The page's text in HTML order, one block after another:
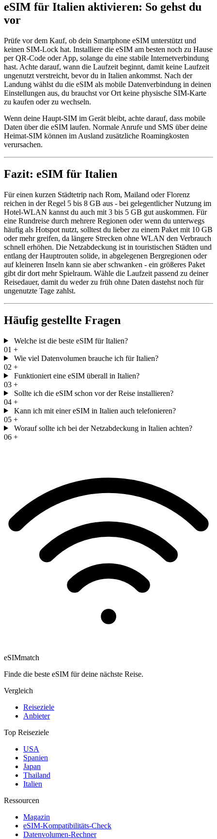
eSIM für Italien aktivieren: So gehst du
vor
Prüfe vor dem Kauf, ob dein Smartphone eSIM unterstützt und
keinen SIM-Lock hat. Installiere die eSIM am besten noch zu Hause
per QR-Code oder App, solange du eine stabile Internetverbindung
hast. Achte darauf, wann die Laufzeit beginnt, damit keine Laufzeit
ungenutzt verstreicht, bevor du in Italien ankommst. Nach der
Landung wählst du die eSIM als mobile Datenverbindung in deinen
Einstellungen aus, du brauchst vor Ort keine physische SIM-Karte
zu kaufen oder zu wechseln.
Wenn deine Haupt-SIM im Gerät bleibt, achte darauf, dass mobile
Daten über die eSIM laufen. Normale Anrufe und SMS über deine
Heimat-SIM können im Ausland zusätzliche Roamingkosten
verursachen.
Fazit: eSIM für Italien
Für einen kurzen Städtetrip nach Rom, Mailand oder Florenz
reichen in der Regel 5 bis 8 GB aus - bei gelegentlicher Nutzung im
Hotel-WLAN kannst du auch mit 3 bis 5 GB gut auskommen. Für
eine Rundreise durch mehrere Regionen oder wenn du unterwegs
häufig als Hotspot nutzt, solltest du lieber zu einem Paket mit 10 GB
oder mehr greifen, da längere Strecken ohne WLAN den Verbrauch
schnell erhöhen. Die Netzabdeckung ist in touristischen Städten und
entlang der Hauptrouten solide, in abgelegenen Bergregionen oder
auf kleineren Inseln kann sie aber schwanken - ein größeres Paket
gibt dir dort mehr Spielraum. Wähle die Laufzeit passend zu deiner
Reisedauer, damit du weder zu früh ohne Daten dastehst noch für
ungenutzte Tage zahlst.
Häufig gestellte Fragen
Welche ist die beste eSIM für Italien?
01 +
Wie viel Datenvolumen brauche ich für Italien?
02 +
Funktioniert eine eSIM überall in Italien?
03 +
Sollte ich die eSIM schon vor der Reise installieren?
04 +
Kann ich mit einer eSIM in Italien auch telefonieren?
05 +
Worauf sollte ich bei der Netzabdeckung in Italien achten?
06 +
eSIMmatch
Finde die beste eSIM für deine nächste Reise.
Vergleich
Reiseziele
Anbieter
Top Reiseziele
USA
Spanien
Japan
Thailand
Italien
Ressourcen
Magazin
eSIM-Kompatibilitäts-Check
Datenvolumen-Rechner